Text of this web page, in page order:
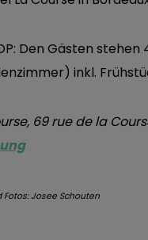
Den Gästen
inkl.
69 rue de la
Fotos: Josee Schouten